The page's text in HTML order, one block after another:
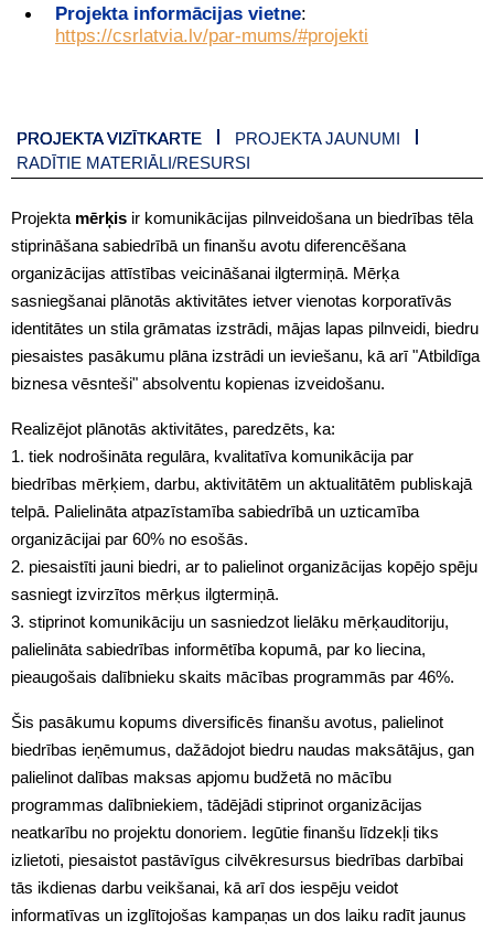
Projekta informācijas vietne:
https://csrlatvia.lv/par-mums/#projekti
PROJEKTA VIZĪTKARTE
PROJEKTA JAUNUMI
RADĪTIE MATERIĀLI/RESURSI
Projekta mērķis ir komunikācijas pilnveidošana un biedrības tēla
stiprināšana sabiedrībā un finanšu avotu diferencēšana
organizācijas attīstības veicināšanai ilgtermiņā. Mērķa
sasniegšanai plānotās aktivitātes ietver vienotas korporatīvās
identitātes un stila grāmatas izstrādi, mājas lapas pilnveidi, biedru
piesaistes pasākumu plāna izstrādi un ieviešanu, kā arī "Atbildīga
biznesa vēsnteši" absolventu kopienas izveidošanu.
Realizējot plānotās aktivitātes, paredzēts, ka:
1. tiek nodrošināta regulāra, kvalitatīva komunikācija par
biedrības mērķiem, darbu, aktivitātēm un aktualitātēm publiskajā
telpā. Palielināta atpazīstamība sabiedrībā un uzticamība
organizācijai par 60% no esošās.
2. piesaistīti jauni biedri, ar to palielinot organizācijas kopējo spēju
sasniegt izvirzītos mērķus ilgtermiņā.
3. stiprinot komunikāciju un sasniedzot lielāku mērķauditoriju,
palielināta sabiedrības informētība kopumā, par ko liecina,
pieaugošais dalībnieku skaits mācības programmās par 46%.
Šis pasākumu kopums diversificēs finanšu avotus, palielinot
biedrības ieņēmumus, dažādojot biedru naudas maksātājus, gan
palielinot dalības maksas apjomu budžetā no mācību
programmas dalībniekiem, tādējādi stiprinot organizācijas
neatkarību no projektu donoriem. Iegūtie finanšu līdzekļi tiks
izlietoti, piesaistot pastāvīgus cilvēkresursus biedrības darbībai
tās ikdienas darbu veikšanai, kā arī dos iespēju veidot
informatīvas un izglītojošas kampaņas un dos laiku radīt jaunus